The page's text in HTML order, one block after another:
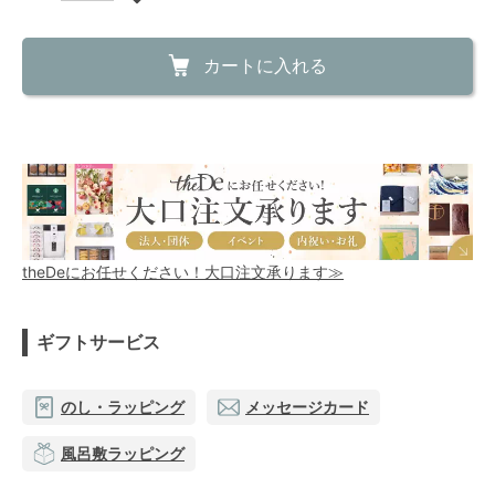
カートに入れる
theDeにお任せください！大口注文承ります≫
ギフトサービス
のし・ラッピング メッセージカード
風呂敷ラッピング